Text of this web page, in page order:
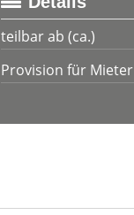
teilbar ab (ca.)
Provision für Mieter